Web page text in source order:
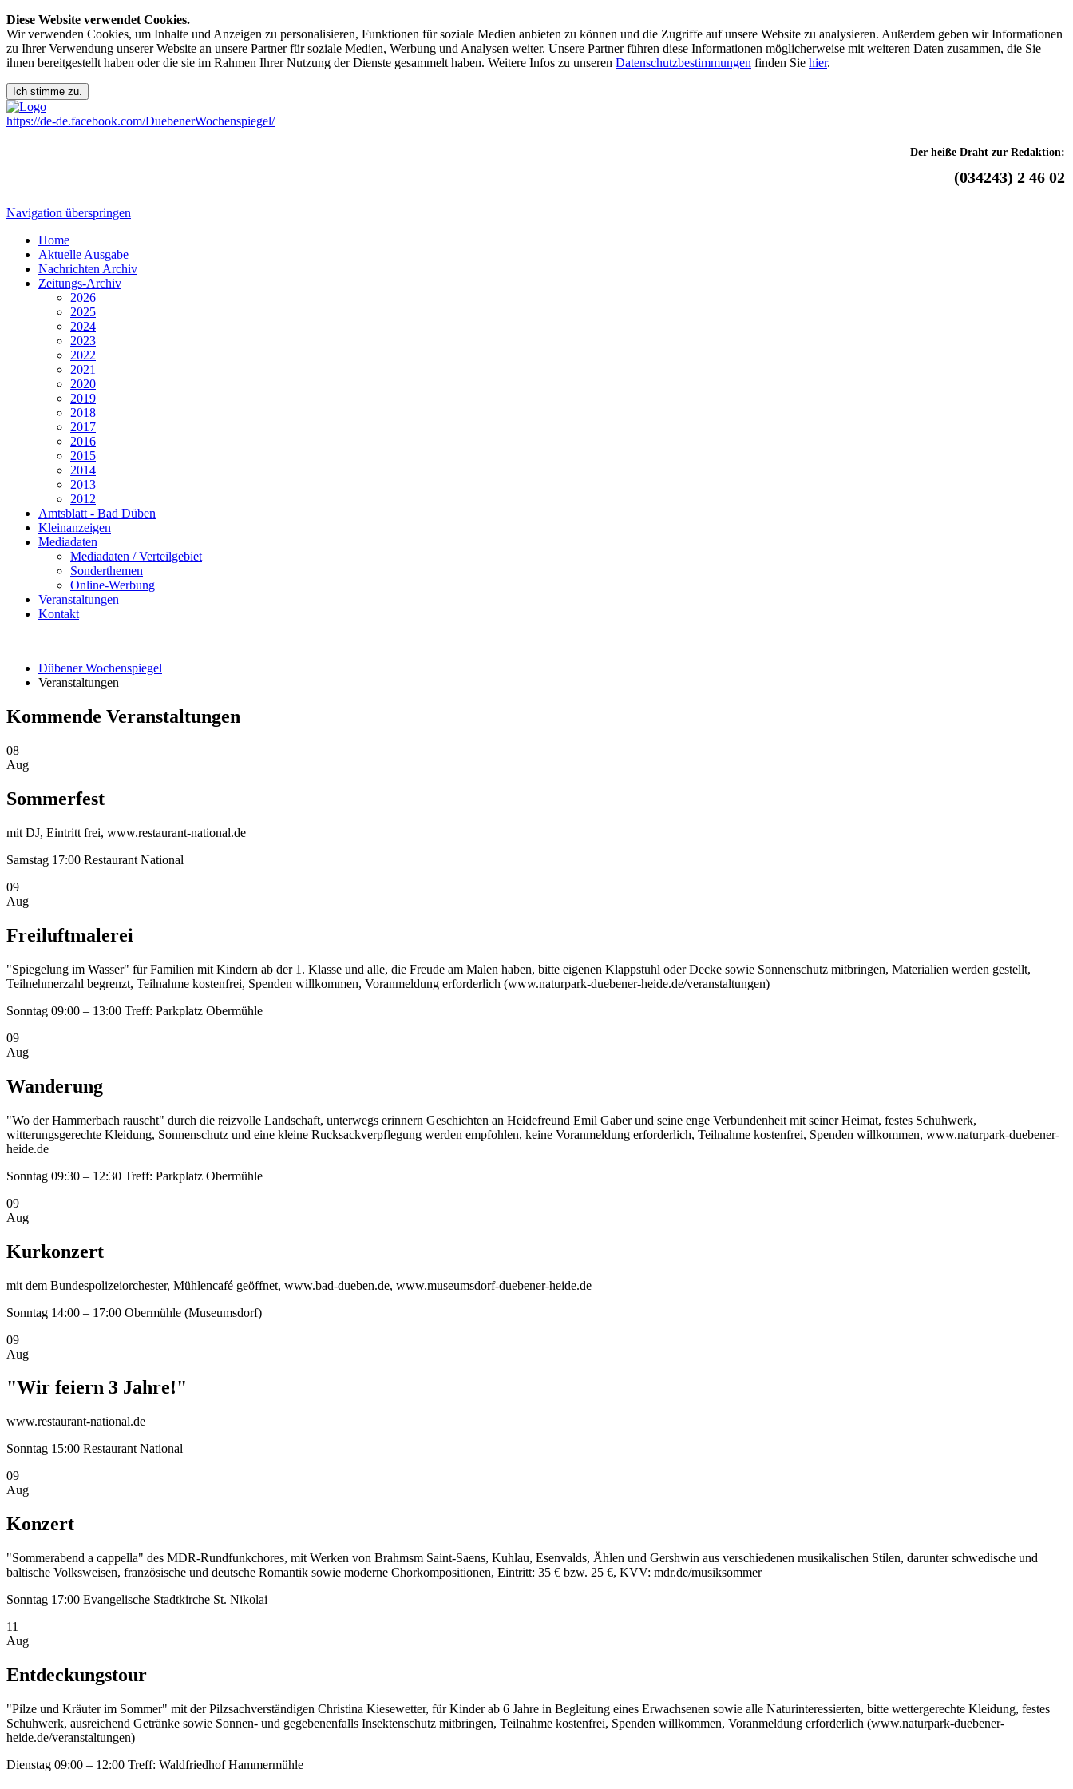
Diese Website verwendet Cookies.
Wir verwenden Cookies, um Inhalte und Anzeigen zu personalisieren, Funktionen für soziale Medien anbieten zu können und die Zugriffe auf unsere Website zu analysieren. Außerdem geben wir Informationen
zu Ihrer Verwendung unserer Website an unsere Partner für soziale Medien, Werbung und Analysen weiter. Unsere Partner führen diese Informationen möglicherweise mit weiteren Daten zusammen, die Sie
ihnen bereitgestellt haben oder die sie im Rahmen Ihrer Nutzung der Dienste gesammelt haben. Weitere Infos zu unseren Datenschutzbestimmungen finden Sie hier.
https://de-de.facebook.com/DuebenerWochenspiegel/
Der heiße Draht zur Redaktion:
(034243) 2 46 02
Navigation überspringen
Home
Aktuelle Ausgabe
Nachrichten Archiv
Zeitungs-Archiv
2026
2025
2024
2023
2022
2021
2020
2019
2018
2017
2016
2015
2014
2013
2012
Amtsblatt - Bad Düben
Kleinanzeigen
Mediadaten
Mediadaten / Verteilgebiet
Sonderthemen
Online-Werbung
Veranstaltungen
Kontakt
Dübener Wochenspiegel
Veranstaltungen
Kommende Veranstaltungen
08
Aug
Sommerfest
mit DJ, Eintritt frei, www.restaurant-national.de
Samstag 17:00 Restaurant National
09
Aug
Freiluftmalerei
"Spiegelung im Wasser" für Familien mit Kindern ab der 1. Klasse und alle, die Freude am Malen haben, bitte eigenen Klappstuhl oder Decke sowie Sonnenschutz mitbringen, Materialien werden gestellt,
Teilnehmerzahl begrenzt, Teilnahme kostenfrei, Spenden willkommen, Voranmeldung erforderlich (www.naturpark-duebener-heide.de/veranstaltungen)
Sonntag 09:00 – 13:00 Treff: Parkplatz Obermühle
09
Aug
Wanderung
"Wo der Hammerbach rauscht" durch die reizvolle Landschaft, unterwegs erinnern Geschichten an Heidefreund Emil Gaber und seine enge Verbundenheit mit seiner Heimat, festes Schuhwerk,
witterungsgerechte Kleidung, Sonnenschutz und eine kleine Rucksackverpflegung werden empfohlen, keine Voranmeldung erforderlich, Teilnahme kostenfrei, Spenden willkommen, www.naturpark-duebener-
heide.de
Sonntag 09:30 – 12:30 Treff: Parkplatz Obermühle
09
Aug
Kurkonzert
mit dem Bundespolizeiorchester, Mühlencafé geöffnet, www.bad-dueben.de, www.museumsdorf-duebener-heide.de
Sonntag 14:00 – 17:00 Obermühle (Museumsdorf)
09
Aug
"Wir feiern 3 Jahre!"
www.restaurant-national.de
Sonntag 15:00 Restaurant National
09
Aug
Konzert
"Sommerabend a cappella" des MDR-Rundfunkchores, mit Werken von Brahmsm Saint-Saens, Kuhlau, Esenvalds, Ählen und Gershwin aus verschiedenen musikalischen Stilen, darunter schwedische und
baltische Volksweisen, französische und deutsche Romantik sowie moderne Chorkompositionen, Eintritt: 35 € bzw. 25 €, KVV: mdr.de/musiksommer
Sonntag 17:00 Evangelische Stadtkirche St. Nikolai
11
Aug
Entdeckungstour
"Pilze und Kräuter im Sommer" mit der Pilzsachverständigen Christina Kiesewetter, für Kinder ab 6 Jahre in Begleitung eines Erwachsenen sowie alle Naturinteressierten, bitte wettergerechte Kleidung, festes
Schuhwerk, ausreichend Getränke sowie Sonnen- und gegebenenfalls Insektenschutz mitbringen, Teilnahme kostenfrei, Spenden willkommen, Voranmeldung erforderlich (www.naturpark-duebener-
heide.de/veranstaltungen)
Dienstag 09:00 – 12:00 Treff: Waldfriedhof Hammermühle